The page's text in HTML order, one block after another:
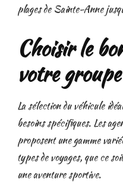
plages de Sainte-Anne
Choisir le
votre
La sélection du véhicule
besoins spécifiques. Les
proposent une gamme
types de voyages, que ce
une aventure sportive.